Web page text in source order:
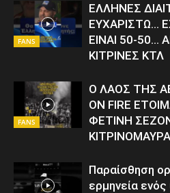
FANS
ΕΛΛΗΝΕΣ
ΕΥΧΑΡΙΣΤΩ…
ΕΙΝΑΙ 50-50…
ΚΙΤΡΙΝΕΣ ΚΤΛ
FANS
Ο ΛΑΟΣ ΤΗΣ
ON FIRE
ΦΕΤΙΝΗ
Παραίσθηση
ερμηνεία